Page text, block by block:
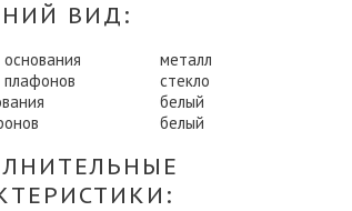
ВИД:
металл
стекло
белый
белый